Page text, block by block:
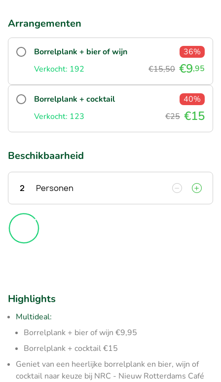
Arrangementen
Borrelplank + bier of wijn
36%
Verkocht: 192
€15,50 €9,95
Borrelplank + cocktail
40%
Verkocht: 123
€25 €15
Beschikbaarheid
2 Personen
Highlights
Multideal:
Borrelplank + bier of wijn €9,95
Borrelplank + cocktail €15
Geniet van een heerlijke borrelplank en bier, wijn of
cocktail naar keuze bij NRC - Nieuw Rotterdams Café